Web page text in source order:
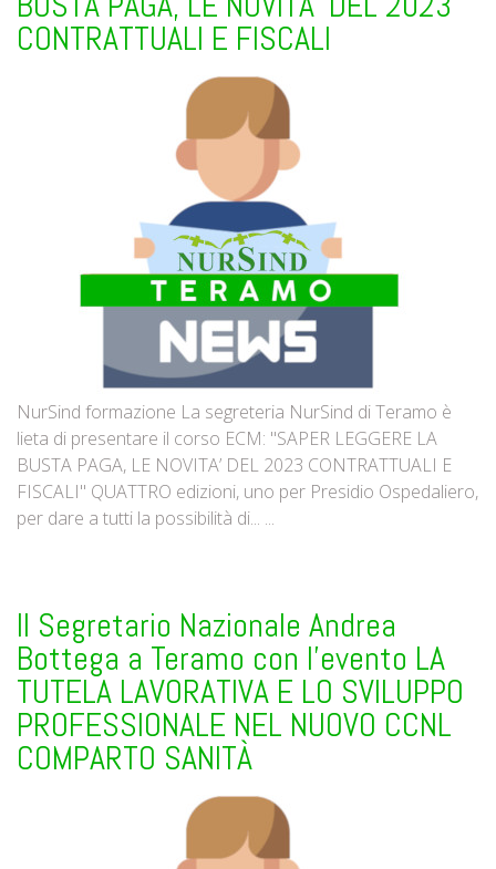
CONTRATTUALI E FISCALI
NurSind formazione La segreteria NurSind di Teramo è
lieta di presentare il corso ECM: "SAPER LEGGERE LA
BUSTA PAGA, LE NOVITA’ DEL 2023 CONTRATTUALI E
FISCALI" QUATTRO edizioni, uno per Presidio Ospedaliero,
per dare a tutti la possibilità di... ...
Il Segretario Nazionale Andrea
Bottega a Teramo con l'evento LA
TUTELA LAVORATIVA E LO SVILUPPO
PROFESSIONALE NEL NUOVO CCNL
COMPARTO SANITÀ